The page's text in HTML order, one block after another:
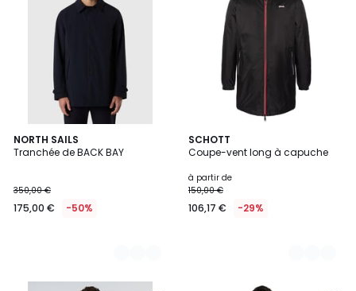
NORTH SAILS
Tranchée de BACK BAY
350,00 €
175,00 € -50%
2
Couleurs
SCHOTT
Coupe-vent long à capuche
à partir de
150,00 €
106,17 € -29%
3
Couleurs